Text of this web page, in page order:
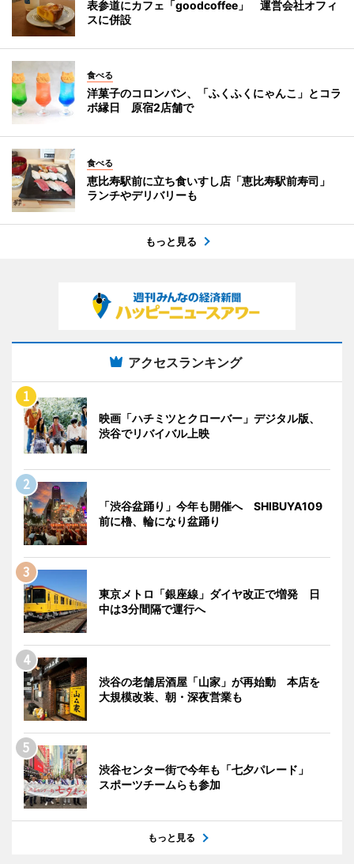
表参道にカフェ「goodcoffee」 運営会社オフィ
スに併設
食べる
洋菓子のコロンバン、「ふくふくにゃんこ」とコラ
ボ縁日 原宿2店舗で
食べる
恵比寿駅前に立ち食いすし店「恵比寿駅前寿司」
ランチやデリバリーも
もっと見る
アクセスランキング
映画「ハチミツとクローバー」デジタル版、
渋谷でリバイバル上映
「渋谷盆踊り」今年も開催へ SHIBUYA109
前に櫓、輪になり盆踊り
東京メトロ「銀座線」ダイヤ改正で増発 日
中は3分間隔で運行へ
渋谷の老舗居酒屋「山家」が再始動 本店を
大規模改装、朝・深夜営業も
渋谷センター街で今年も「七夕パレード」
スポーツチームらも参加
もっと見る